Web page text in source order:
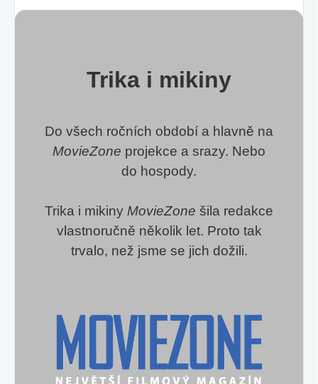
Trika i mikiny
Do všech ročních období a hlavně na
MovieZone projekce a srazy. Nebo
do hospody.
Trika i mikiny MovieZone šila redakce
vlastnoručně několik let. Proto tak
trvalo, než jsme se jich dožili.